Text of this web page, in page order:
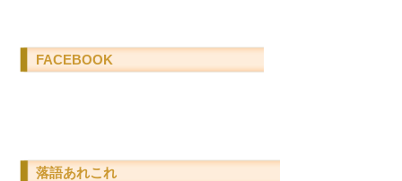
FACEBOOK
落語あれこれ